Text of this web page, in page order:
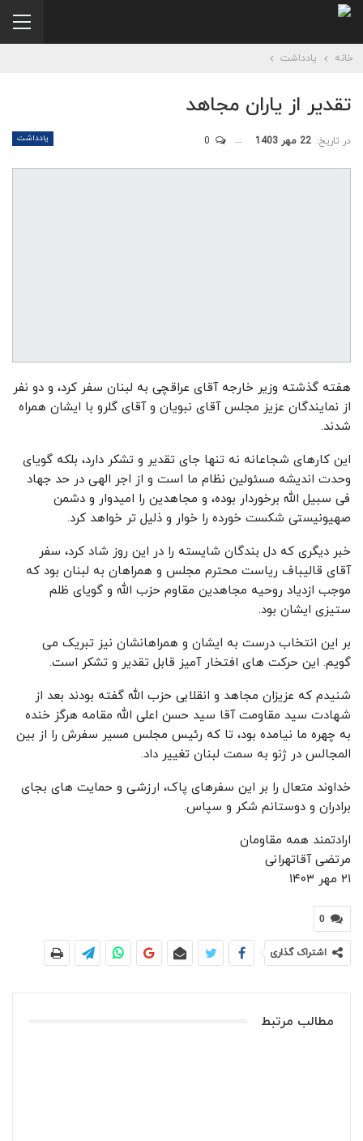
خانه یادداشت
تقدیر از یاران مجاهد
یادداشت در تاریخ: 22 مهر 1403
هفته گذشته وزیر خارجه آقای عراقچی به لبنان سفر کرد، و دو نفر
از نمایندگان عزیز مجلس آقای نبویان و آقای گلرو با ایشان همراه
شدند.
این کارهای شجاعانه نه تنها جای تقدیر و تشکر دارد، بلکه گویای
وحدت اندیشه مسئولین نظام ما است ‌و از اجر الهی در حد جهاد
فی سبیل الله برخوردار بوده، و مجاهدین را امیدوار و دشمن
صهیونیستی شکست خورده را خوار و ذلیل تر خواهد کرد.
خبر دیگری که دل بندگان شایسته را در این روز شاد کرد، سفر
آقای قالیباف ریاست محترم مجلس و همراهان به لبنان بود که
موجب ازدیاد روحیه مجاهدین مقاوم حزب الله و گویای ظلم
ستیزی ایشان بود.
بر این انتخاب درست به ایشان و همراهانشان نیز تبریک می
گویم. این حرکت های افتخار آمیز قابل تقدیر و تشکر است.
شنیدم که عزیزان مجاهد و انقلابی حزب الله گفته بودند بعد از
شهادت سید مقاومت آقا سید حسن اعلی الله مقامه هرگز خنده
به چهره ما نیامده بود، تا که رئیس مجلس مسیر سفرش را از بین
المجالس در ژنو به سمت لبنان تغییر داد.
خداوند متعال را بر این سفرهای پاک، ارزشی و حمایت های بجای
برادران و دوستانم شکر و سپاس.
ارادتمند همه مقاومان
مرتضی آقاتهرانی
۲۱ مهر ۱۴۰۳
0
اشتراک گذاری
مطالب مرتبط